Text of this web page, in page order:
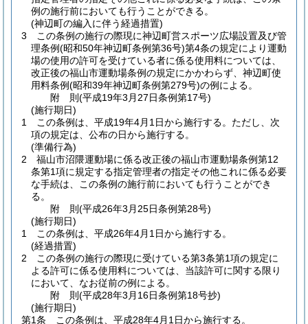
例の施行前においても行うことができる。
(神辺町の編入に伴う経過措置)
3
この条例の施行の際現に神辺町営スポーツ広場設置及び管
理条例(昭和50年神辺町条例第36号)第4条の規定により運動
場の使用の許可を受けている者に係る使用料については、
改正後の福山市運動場条例の規定にかかわらず、神辺町使
用料条例(昭和39年神辺町条例第279号)の例による。
附 則(平成19年3月27日条例第17号)
(施行期日)
1
この条例は、平成19年4月1日から施行する。 ただし、次
項の規定は、公布の日から施行する。
(準備行為)
2
福山市沼隈運動場に係る改正後の福山市運動場条例第12
条第1項に規定する指定管理者の指定その他これに係る必要
な手続は、この条例の施行前においても行うことができ
る。
附 則(平成26年3月25日条例第28号)
(施行期日)
1
この条例は、平成26年4月1日から施行する。
(経過措置)
2
この条例の施行の際現に受けている第3条第1項の規定に
よる許可に係る使用料については、当該許可に関する限り
において、なお従前の例による。
附 則(平成28年3月16日条例第18号抄)
(施行期日)
第1条
この条例は、平成28年4月1日から施行する。